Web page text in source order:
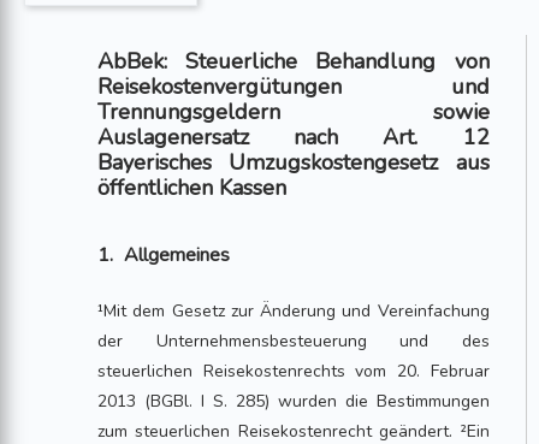
AbBek: Steuerliche Behandlung von
Reisekostenvergütungen und
Trennungsgeldern sowie
Auslagenersatz nach Art. 12
Bayerisches Umzugskostengesetz aus
öffentlichen Kassen
1. Allgemeines
¹Mit dem Gesetz zur Änderung und Vereinfachung
der Unternehmensbesteuerung und des
steuerlichen Reisekostenrechts vom 20. Februar
2013 (BGBl. I S. 285) wurden die Bestimmungen
zum steuerlichen Reisekostenrecht geändert. ²Ein